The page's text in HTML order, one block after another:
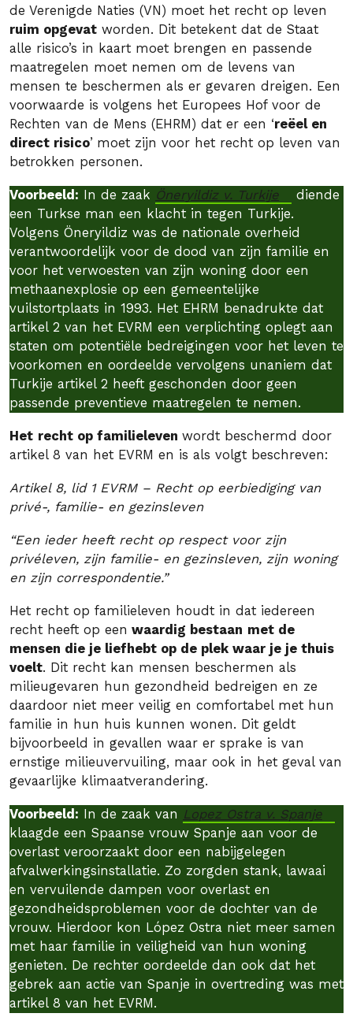
de Verenigde Naties (VN) moet het recht op leven
ruim opgevat worden. Dit betekent dat de Staat
alle risico’s in kaart moet brengen en passende
maatregelen moet nemen om de levens van
mensen te beschermen als er gevaren dreigen. Een
voorwaarde is volgens het Europees Hof voor de
Rechten van de Mens (EHRM) dat er een ‘reëel en
direct risico’ moet zijn voor het recht op leven van
betrokken personen.
Voorbeeld: In de zaak Öneryildiz v. Turkije
diende
een Turkse man een klacht in tegen Turkije.
Volgens Öneryildiz was de nationale overheid
verantwoordelijk voor de dood van zijn familie en
voor het verwoesten van zijn woning door een
methaanexplosie op een gemeentelijke
vuilstortplaats in 1993. Het EHRM benadrukte dat
artikel 2 van het EVRM een verplichting oplegt aan
staten om potentiële bedreigingen voor het leven te
voorkomen en oordeelde vervolgens unaniem dat
Turkije artikel 2 heeft geschonden door geen
passende preventieve maatregelen te nemen.
Het recht op familieleven wordt beschermd door
artikel 8 van het EVRM en is als volgt beschreven:
Artikel 8, lid 1 EVRM – Recht op eerbiediging van
privé-, familie- en gezinsleven
“Een ieder heeft recht op respect voor zijn
privéleven, zijn familie- en gezinsleven, zijn woning
en zijn correspondentie.”
Het recht op familieleven houdt in dat iedereen
recht heeft op een waardig bestaan met de
mensen die je liefhebt op de plek waar je je thuis
voelt. Dit recht kan mensen beschermen als
milieugevaren hun gezondheid bedreigen en ze
daardoor niet meer veilig en comfortabel met hun
familie in hun huis kunnen wonen. Dit geldt
bijvoorbeeld in gevallen waar er sprake is van
ernstige milieuvervuiling, maar ook in het geval van
gevaarlijke klimaatverandering.
Voorbeeld: In de zaak van Lopez Ostra v. Spanje
klaagde een Spaanse vrouw Spanje aan voor de
overlast veroorzaakt door een nabijgelegen
afvalwerkingsinstallatie. Zo zorgden stank, lawaai
en vervuilende dampen voor overlast en
gezondheidsproblemen voor de dochter van de
vrouw. Hierdoor kon López Ostra niet meer samen
met haar familie in veiligheid van hun woning
genieten. De rechter oordeelde dan ook dat het
gebrek aan actie van Spanje in overtreding was met
artikel 8 van het EVRM.